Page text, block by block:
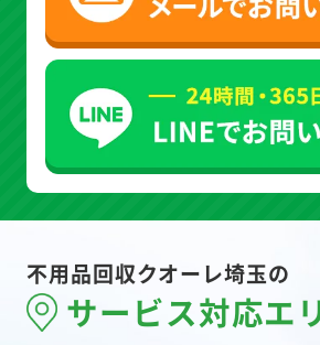
不用品回収クオーレ埼玉の
サービス対応エ